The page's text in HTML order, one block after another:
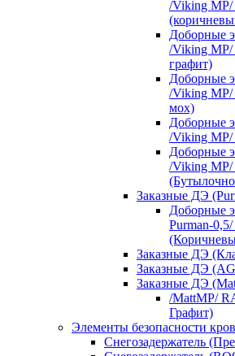
/Viking
Доборные
/Viking
графит)
Доборные
/Viking
мох)
Доборные
/Viking
Доборные
/Viking
Заказные ДЭ
Доборные
Purman-
Заказные ДЭ
Заказные ДЭ
Заказные ДЭ
/MattMP/
Графит)
Элементы безопасности
Снегозадержатель